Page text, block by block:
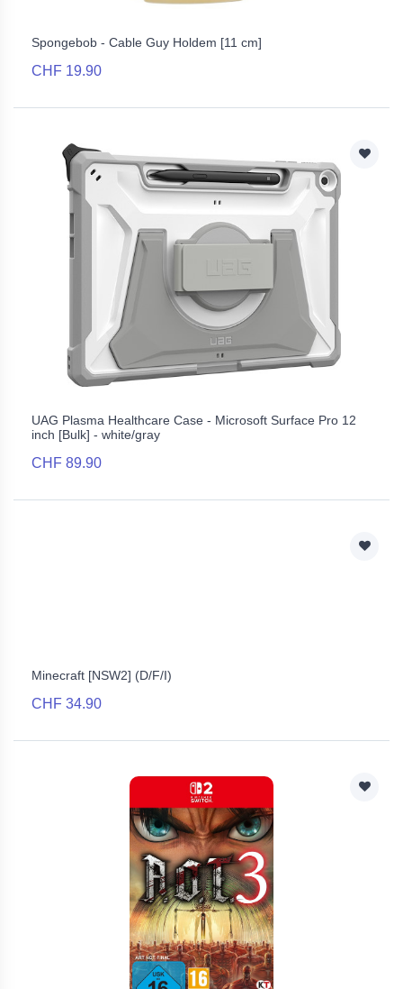
Spongebob - Cable Guy Holdem [11 cm]
CHF 19.90
UAG Plasma Healthcare Case - Microsoft Surface Pro 12
inch [Bulk] - white/gray
CHF 89.90
Minecraft [NSW2] (D/F/I)
CHF 34.90